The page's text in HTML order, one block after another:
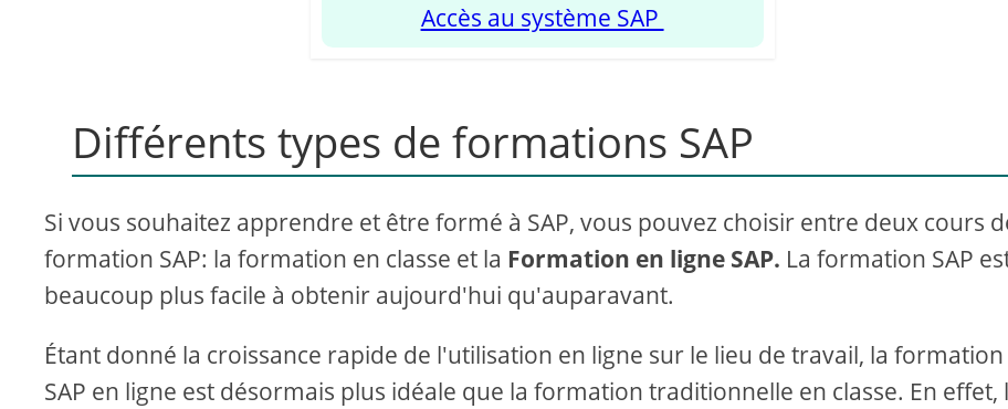
Accès au système SAP
Différents types de formations SAP
Si vous souhaitez apprendre et être formé à SAP, vous pouvez choisir entre deux cours
formation SAP: la formation en classe et la Formation en ligne SAP. La formation SAP
beaucoup plus facile à obtenir aujourd'hui qu'auparavant.
Étant donné la croissance rapide de l'utilisation en ligne sur le lieu de travail, la formation
SAP en ligne est désormais plus idéale que la formation traditionnelle en classe. En effet,